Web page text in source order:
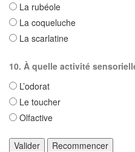
La rubéole
La coqueluche
La scarlatine
10. À quelle activité
L’odorat
Le toucher
Olfactive
Valider Recommencer